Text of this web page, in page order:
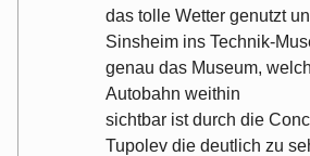
das tolle Wetter genutzt
Sinsheim ins Technik-
genau das Museum,
Autobahn weithin
sichtbar ist durch die
Tupolev die deutlich zu